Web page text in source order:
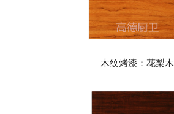
木纹烤漆：花梨木